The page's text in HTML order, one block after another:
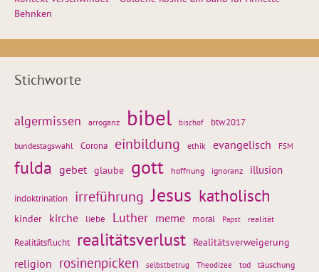
Behnken
Stichworte
algermissen arroganz bibel bischof btw2017
bundestagswahl Corona einbildung ethik evangelisch FSM
fulda gebet glaube gott hoffnung ignoranz illusion
indoktrination irreführung Jesus katholisch
kinder kirche liebe Luther meme moral Papst realität
Realitätsflucht realitätsverlust Realitätsverweigerung
religion rosinenpicken selbstbetrug Theodizee tod täuschung